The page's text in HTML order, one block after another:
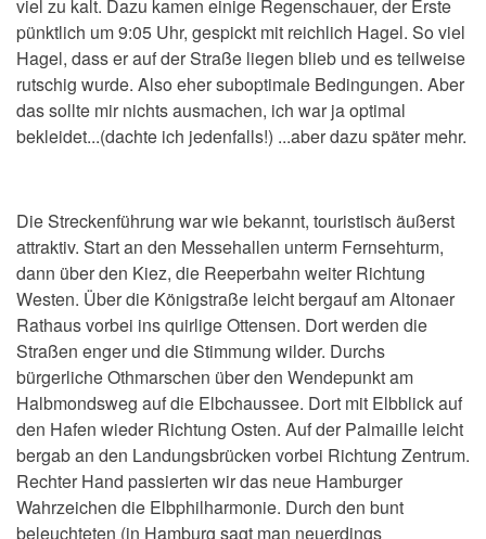
viel zu kalt. Dazu kamen einige Regenschauer, der Erste
pünktlich um 9:05 Uhr, gespickt mit reichlich Hagel. So viel
Hagel, dass er auf der Straße liegen blieb und es teilweise
rutschig wurde. Also eher suboptimale Bedingungen. Aber
das sollte mir nichts ausmachen, ich war ja optimal
bekleidet...(dachte ich jedenfalls!) ...aber dazu später mehr.
Die Streckenführung war wie bekannt, touristisch äußerst
attraktiv. Start an den Messehallen unterm Fernsehturm,
dann über den Kiez, die Reeperbahn weiter Richtung
Westen. Über die Königstraße leicht bergauf am Altonaer
Rathaus vorbei ins quirlige Ottensen. Dort werden die
Straßen enger und die Stimmung wilder. Durchs
bürgerliche Othmarschen über den Wendepunkt am
Halbmondsweg auf die Elbchaussee. Dort mit Elbblick auf
den Hafen wieder Richtung Osten. Auf der Palmaille leicht
bergab an den Landungsbrücken vorbei Richtung Zentrum.
Rechter Hand passierten wir das neue Hamburger
Wahrzeichen die Elbphilharmonie. Durch den bunt
beleuchteten (in Hamburg sagt man neuerdings